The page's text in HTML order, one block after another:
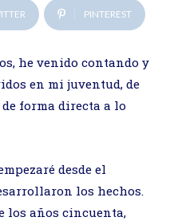
PINTEREST
he venido contando y
en mi juventud, de
forma directa a lo
desde el
los hechos.
los años cincuenta,